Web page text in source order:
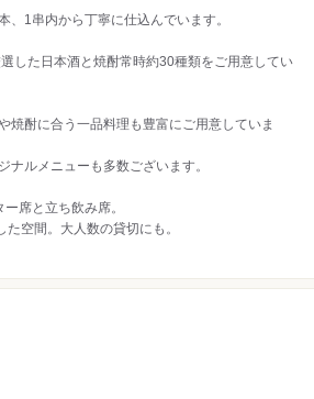
、1串内から丁寧に仕込んでいます。
選した日本酒と焼酎常時約30種類をご用意してい
焼酎に合う一品料理も豊富にご用意していま
ナルメニューも多数ございます。
席と立ち飲み席。
空間。大人数の貸切にも。